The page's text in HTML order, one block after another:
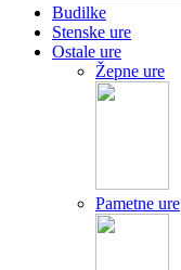
Budilke
Stenske ure
Ostale ure
Žepne ure
Pametne ure